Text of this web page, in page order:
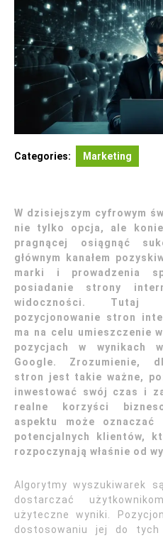
Categories: Marketing
W dzisiejszym cyfrowym
nie tylko opcja, ale
pragnącej osiągnąć
głównym kanałem
marki i prowadzenia
posiadanie strony
widoczności. Tutaj
pozycjonowanie stron
ma na celu umieszczenie
pozycjach w wynikach
Google. Zrozumienie,
stron jest takie ważne,
inwestować swój czas i
realne korzyści
aspektu może
potencjalnych klientów,
rozpoczynają właśnie od
Algorytmy wyszukiwarek
dostarczać
użyteczne wyniki.
dostosowaniu jej do